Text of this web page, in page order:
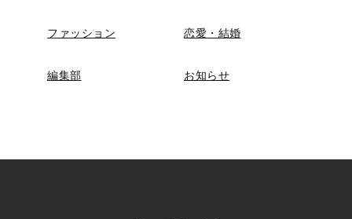
ファッション 恋愛・結婚
編集部 お知らせ